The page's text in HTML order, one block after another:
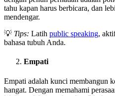
tahu kapan harus berbicara, dan
mendengar.
💡 Tips: Latih public speaking,
bahasa tubuh Anda.
Empati
Empati adalah kunci membangun
hangat. Dengan memahami